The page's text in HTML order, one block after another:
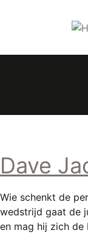
Dave
Wie schenkt de
wedstrijd gaat de
en mag hij zich